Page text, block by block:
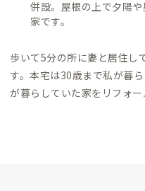
併設。屋根の上で夕陽
家です。
歩いて5分の所に妻と居住し
す。本宅は30歳まで私が暮
が暮らしていた家をリフォー
クパッカー生活or車中泊ソ